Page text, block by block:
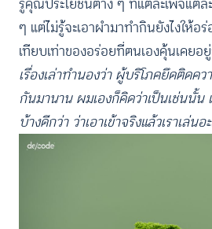
ๆ แต่ไม่รู้จะเอาผำมาทำกินยังไงให้อ
เทียบเท่าของอร่อยที่ตนเองคุ้นเคยอ
เรื่องเล่าทำนองว่า ผู้บริโภคยึดติดค
กันมานาน ผมเองก็คิดว่าเป็นเช่นนั้
บ้างดีกว่า ว่าเอาเข้าจริงแล้วเราเล่